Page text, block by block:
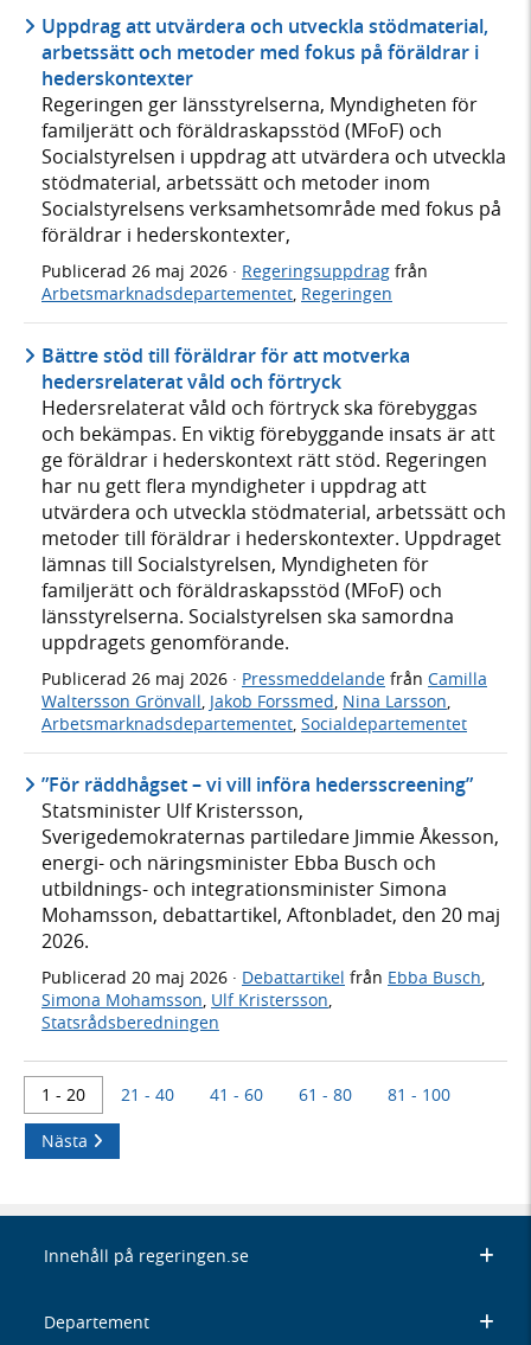
Uppdrag att utvärdera och utveckla stödmaterial,
arbetssätt och metoder med fokus på föräldrar i
hederskontexter
Regeringen ger länsstyrelserna, Myndigheten för
familjerätt och föräldraskapsstöd (MFoF) och
Socialstyrelsen i uppdrag att utvärdera och utveckla
stödmaterial, arbetssätt och metoder inom
Socialstyrelsens verksamhetsområde med fokus på
föräldrar i hederskontexter,
Publicerad 26 maj 2026 · Regeringsuppdrag från
Arbetsmarknadsdepartementet, Regeringen
Bättre stöd till föräldrar för att motverka
hedersrelaterat våld och förtryck
Hedersrelaterat våld och förtryck ska förebyggas
och bekämpas. En viktig förebyggande insats är att
ge föräldrar i hederskontext rätt stöd. Regeringen
har nu gett flera myndigheter i uppdrag att
utvärdera och utveckla stödmaterial, arbetssätt och
metoder till föräldrar i hederskontexter. Uppdraget
lämnas till Socialstyrelsen, Myndigheten för
familjerätt och föräldraskapsstöd (MFoF) och
länsstyrelserna. Socialstyrelsen ska samordna
uppdragets genomförande.
Publicerad 26 maj 2026 · Pressmeddelande från Camilla
Waltersson Grönvall Jakob Forssmed Nina Larsson
Arbetsmarknadsdepartementet Socialdepartementet
”För räddhågset – vi vill införa hedersscreening”
Statsminister Ulf Kristersson,
Sverigedemokraternas partiledare Jimmie Åkesson,
energi- och näringsminister Ebba Busch och
utbildnings- och integrationsminister Simona
Mohamsson, debattartikel, Aftonbladet, den 20 maj
2026.
Publicerad 20 maj 2026 · Debattartikel från Ebba Busch,
Simona Mohamsson, Ulf Kristersson,
Statsrådsberedningen
1 - 20 21 - 40 41 - 60 61 - 80 81 - 100
Nästa
Innehåll på regeringen.se
Departement